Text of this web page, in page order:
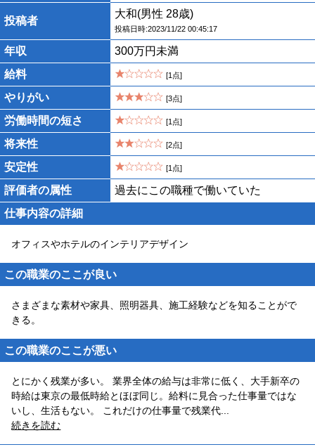
投稿者
大和(男性 28歳)
投稿日時:2023/11/22 00:45:17
年収
300万円未満
給料
[1点]
やりがい [3点]
労働時間の短さ [1点]
将来性 [2点]
安定性 [1点]
評価者の属性
過去にこの職種で働いていた
仕事内容の詳細
オフィスやホテルのインテリアデザイン
この職業のここが良い
さまざまな素材や家具、照明器具、施工経験などを知ることがで
きる。
この職業のここが悪い
とにかく残業が多い。 業界全体の給与は非常に低く、大手新卒の
時給は東京の最低時給とほぼ同じ。給料に見合った仕事量ではな
いし、生活もない。 これだけの仕事量で残業代...
続きを読む